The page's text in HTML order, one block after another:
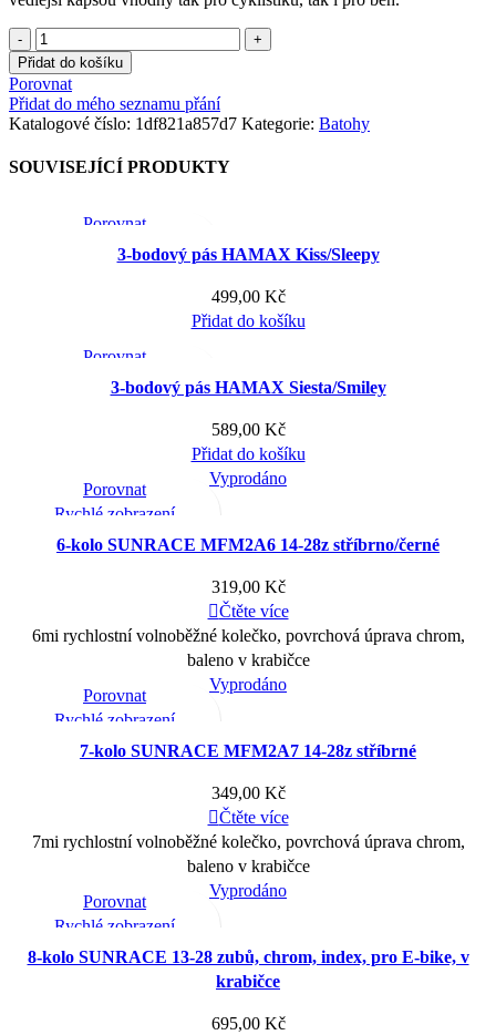
Sportovní
batoh
R2
REGULUS
ATBP07A
množství
Přidat do košíku
Porovnat
Přidat do mého seznamu přání
Katalogové číslo: 1df821a857d7 Kategorie: Batohy
SOUVISEJÍCÍ PRODUKTY
Porovnat
Rychlé zobrazení3-bodový pás HAMAX Kiss/Sleepy
499,00 Kč
Přidat do košíku
Porovnat
Rychlé zobrazení
3-bodový pás HAMAX Siesta/Smiley
589,00 Kč
Přidat do košíku
Vyprodáno
Porovnat
Rychlé zobrazení
Přidat do mého seznamu přání
6-kolo SUNRACE MFM2A6 14-28z stříbrno/černé
319,00 Kč
Čtěte více
6mi rychlostní volnoběžné kolečko, povrchová úprava chrom,
baleno v krabičce
Vyprodáno
Porovnat
Rychlé zobrazení
Přidat do mého seznamu přání
7-kolo SUNRACE MFM2A7 14-28z stříbrné
349,00 Kč
Čtěte více
7mi rychlostní volnoběžné kolečko, povrchová úprava chrom,
baleno v krabičce
Vyprodáno
Porovnat
Rychlé zobrazení
Přidat do mého seznamu přání
8-kolo SUNRACE 13-28 zubů, chrom, index, pro E-bike, v
krabičce
695,00 Kč